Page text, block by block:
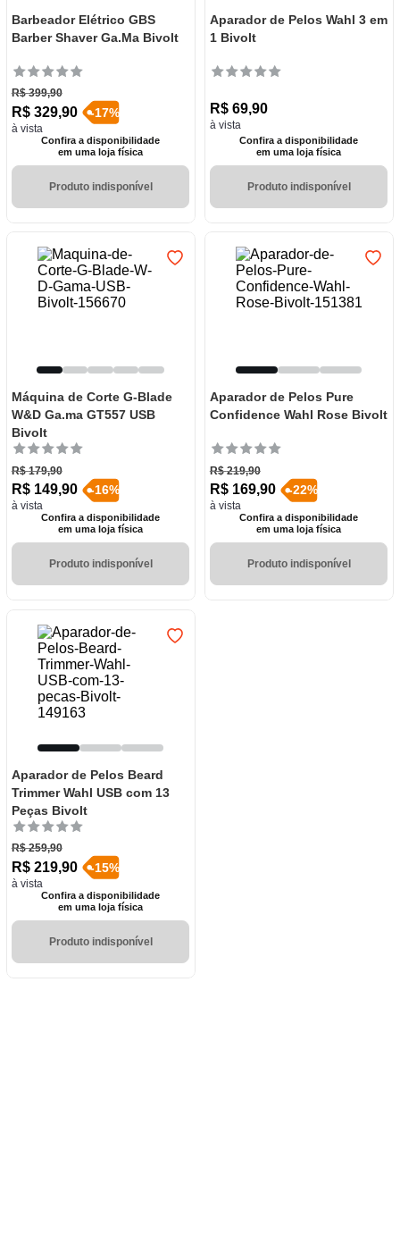
Barbeador Elétrico GBS
Barber Shaver Ga.Ma Bivolt
R$ 399,90
R$ 329,90
à vista
-17%
Confira a disponibilidade
em uma loja física
Produto indisponível
Aparador de Pelos Wahl 3 em
1 Bivolt
R$ 69,90
à vista
Confira a disponibilidade
em uma loja física
Produto indisponível
Máquina de Corte G-Blade
W&D Ga.ma GT557 USB
Bivolt
R$ 179,90
R$ 149,90
à vista
-16%
Confira a disponibilidade
em uma loja física
Produto indisponível
Aparador de Pelos Pure
Confidence Wahl Rose Bivolt
R$ 219,90
R$ 169,90
à vista
-22%
Confira a disponibilidade
em uma loja física
Produto indisponível
Aparador de Pelos Beard
Trimmer Wahl USB com 13
Peças Bivolt
R$ 259,90
R$ 219,90
à vista
-15%
Confira a disponibilidade
em uma loja física
Produto indisponível